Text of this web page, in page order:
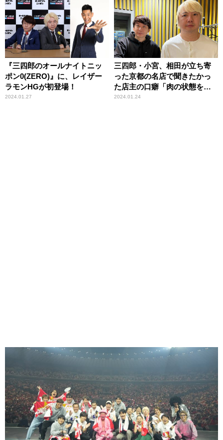
『三四郎のオールナイトニッ
ポン0(ZERO)』に、レイザー
ラモンHGが初登場！
2024.01.27
三四郎・小宮、相田が立ち寄
った京都の名店で聞きたかっ
た店主の口癖「肉の状態を聞
くとさ……」
2024.01.24